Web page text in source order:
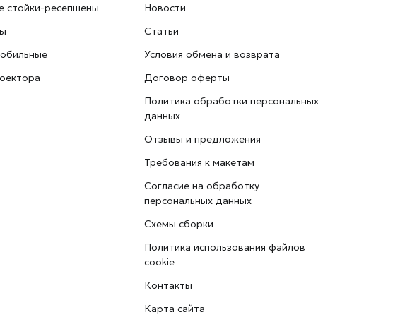
стойки-ресепшены
Новости
Статьи
Условия обмена и возврата
Договор оферты
Политика обработки персональных
данных
Отзывы и предложения
Требования к макетам
Согласие на обработку
персональных данных
Схемы сборки
Политика использования файлов
cookie
Контакты
Карта сайта